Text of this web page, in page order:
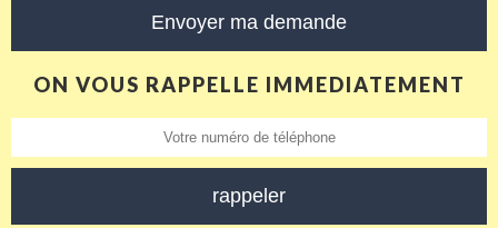
ON VOUS RAPPELLE IMMEDIATEMENT